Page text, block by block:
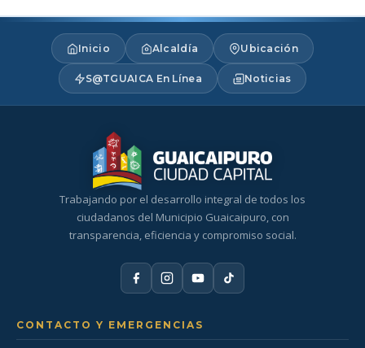
Inicio Alcaldía Ubicación
S@TGUAICA En Línea Noticias
Trabajando por el desarrollo integral de todos los
ciudadanos del Municipio Guaicaipuro, con
transparencia, eficiencia y compromiso social.
CONTACTO Y EMERGENCIAS